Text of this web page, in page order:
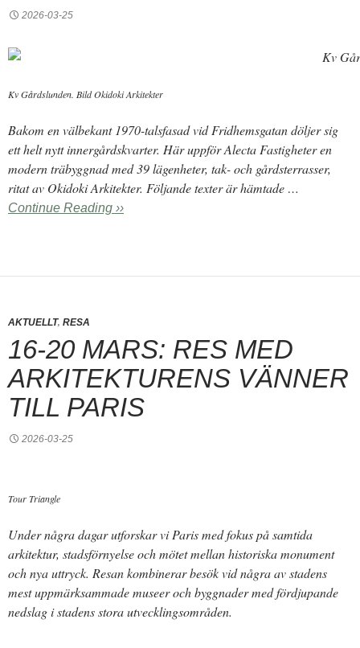
2026-03-25
Kv Gårdslunden. Bild Okidoki Arkitekter
Bakom en välbekant 1970-talsfasad vid Fridhemsgatan döljer sig
ett helt nytt innergårdskvarter. Här uppför Alecta Fastigheter en
modern träbyggnad med 39 lägenheter, tak- och gårdsterrasser,
ritat av Okidoki Arkitekter. Följande texter är hämtade …
Continue Reading ››
AKTUELLT, RESA
16-20 MARS: RES MED
ARKITEKTURENS VÄNNER
TILL PARIS
2026-03-25
Tour Triangle
Under några dagar utforskar vi Paris med fokus på samtida
arkitektur, stadsförnyelse och mötet mellan historiska monument
och nya uttryck. Resan kombinerar besök vid några av stadens
mest uppmärksammade museer och byggnader med fördjupande
nedslag i stadens stora utvecklingsområden.